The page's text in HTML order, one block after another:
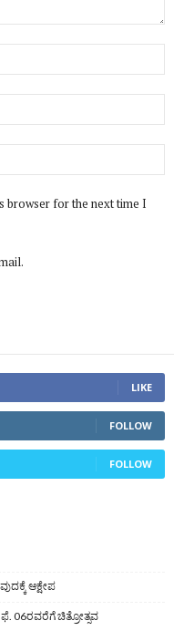
browser for the next time I
LIKE
FOLLOW
FOLLOW
ಆಕ್ಷೇಪ
06ರವರೆಗೆ ಚಿತ್ರೋತ್ಸವ